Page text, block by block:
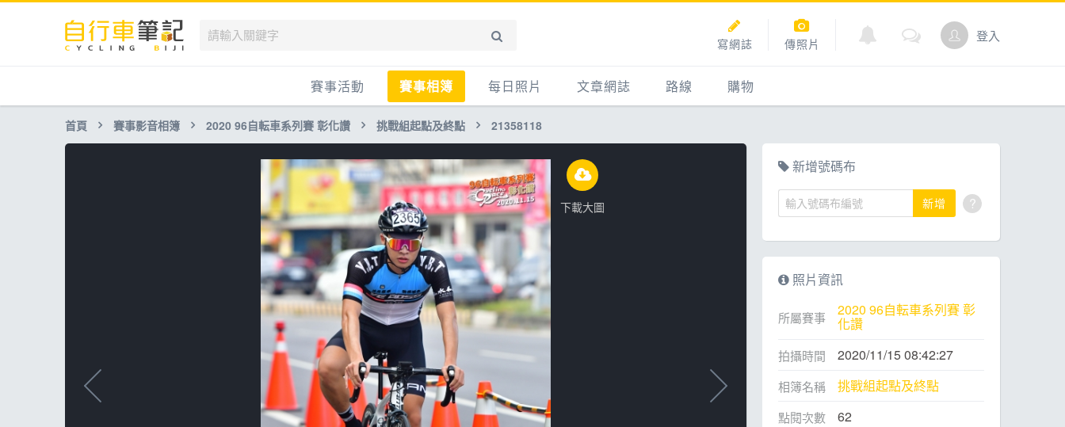
寫網誌 傳照片 登入
賽事活動
國內
國外
兒童滑步車
跟著筆記騎車去
賽事相簿
賽事影音相簿
自行車好影片
每日照片 文章網誌
知識
新聞
產品
路線 購物
點數商城
首頁 賽事影音相簿 2020 96自転車系列賽 彰化讚 挑戰組起點及終點 21358118
下載大圖
新增號碼布
新增 ?
照片資訊
所屬賽事 2020 96自転車系列賽 彰
化讚
拍攝時間 2020/11/15 08:42:27
相簿名稱 挑戰組起點及終點
點閱次數 62